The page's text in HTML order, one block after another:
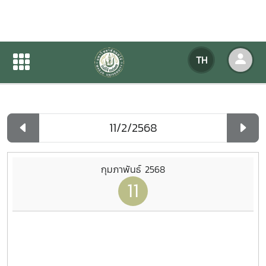
TH
ปฏิทินกิจกรรมของหน่วยงาน
ปฏิทินกิจกรรมของหน่วยงาน
กุมภาพันธ์ 2568
11